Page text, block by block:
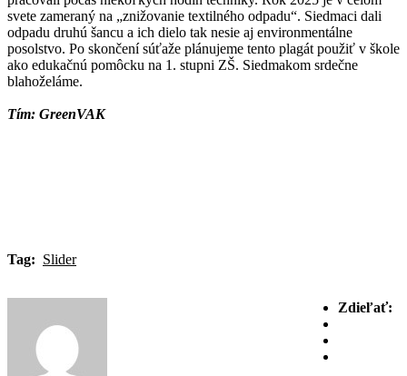
svete zameraný na „znižovanie textilného odpadu“. Siedmaci dali
odpadu druhú šancu a ich dielo tak nesie aj environmentálne
posolstvo. Po skončení súťaže plánujeme tento plagát použiť v škole
ako edukačnú pomôcku na 1. stupni ZŠ. Siedmakom srdečne
blahoželáme.
Tím: GreenVAK
Tag: Slider
Zdieľať: